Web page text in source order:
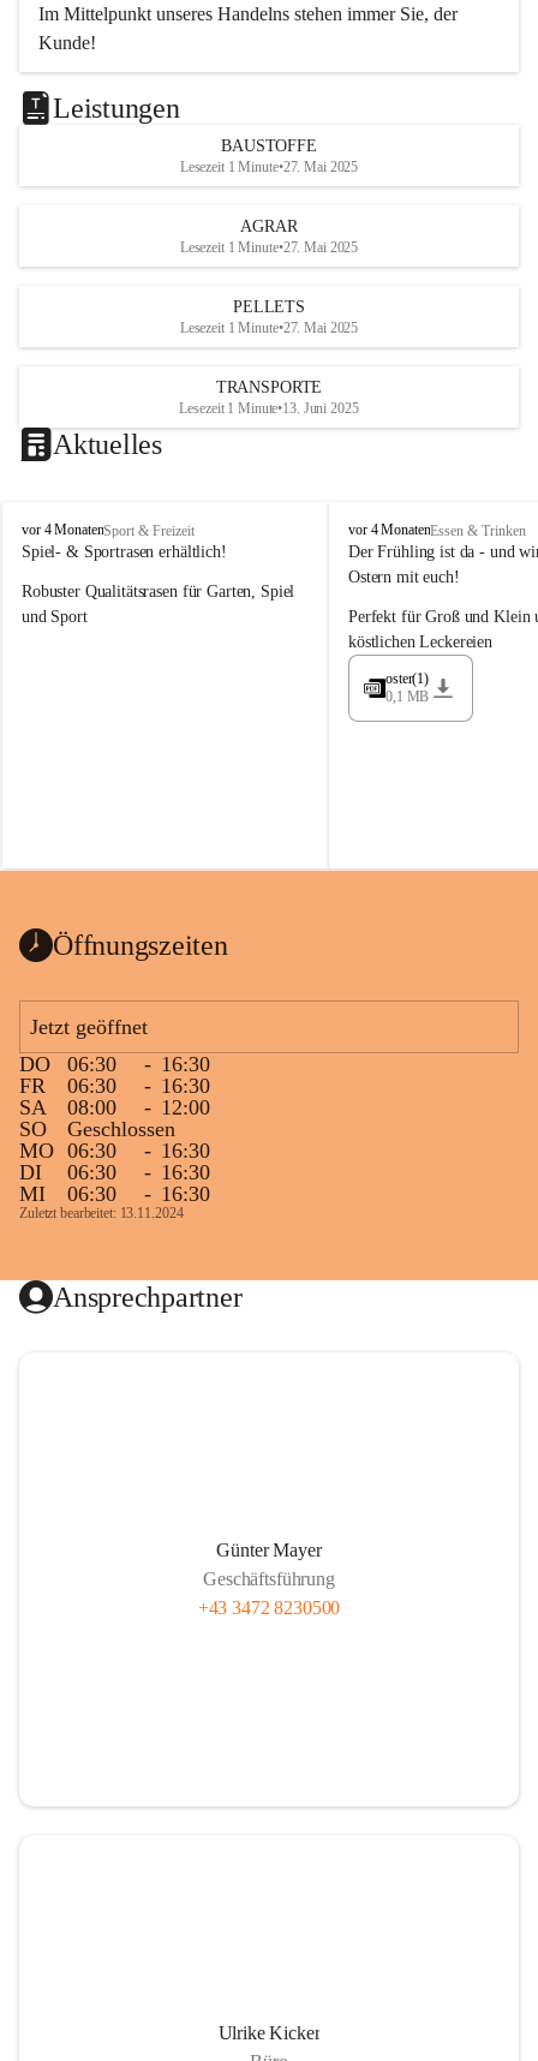
Im Mittelpunkt unseres Handelns stehen immer Sie, der
Kunde!
Das Team ist freundlich, motiviert und bestens geschult in
den Bereichen
Beratung, Lager sowie Transport. Für alle Ihre Anliegen
finden wir eine individuelle Lösung.
office@mayer-lipsch.at
Leistungen
BAUSTOFFE
Lesezeit 1 Minute•27. Mai 2025
AGRAR
Lesezeit 1 Minute•27. Mai 2025
PELLETS
Lesezeit 1 Minute•27. Mai 2025
TRANSPORTE
Lesezeit 1 Minute•13. Juni 2025
Aktuelles
M
a
e
r
vor 4 MonatenSport & Freizeit
Spiel- & Sportrasen erhältlich!
Robuster Qualitätsrasen für Garten, Spiel
und Sport
M
a
y
r
G
ü
e
vor 4 MonatenEssen & Trinken
Der Frühling ist da - und
Ostern mit euch!
Perfekt für Groß und Klein
köstlichen Leckereien
oster(1)
0,1 MB
Öffnungszeiten
Jetzt geöffnet
DO
06:30 - 16:30
FR
06:30 - 16:30
SA
08:00 - 12:00
SO
Geschlossen
MO 06:30 - 16:30
DI
06:30 - 16:30
MI
06:30 - 16:30
Zuletzt bearbeitet: 13.11.2024
Ansprechpartner
Günter Mayer
Geschäftsführung
+43 3472 8230500
Ulrike Kicker